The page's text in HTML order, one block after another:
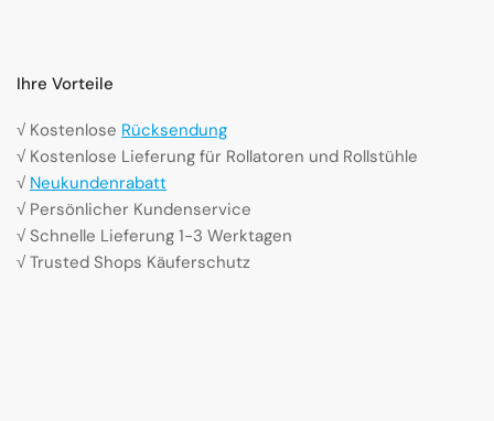
Ihre Vorteile
√ Kostenlose Rücksendung
√ Kostenlose Lieferung für Rollatoren und Rollstühle
√ Neukundenrabatt
√ Persönlicher Kundenservice
√ Schnelle Lieferung 1-3 Werktagen
√ Trusted Shops Käuferschutz